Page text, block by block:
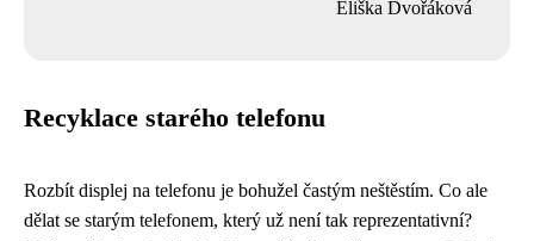
Eliška Dvořáková
Recyklace starého telefonu
Rozbít displej na telefonu je bohužel častým neštěstím. Co ale
dělat se starým telefonem, který už není tak reprezentativní?